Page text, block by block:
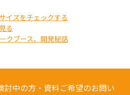
イズをチェックする
る
クブース、開発秘話
討中の方・資料ご希望のお問い